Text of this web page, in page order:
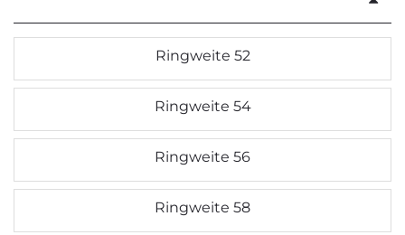
Ringweite 52
Ringweite 54
Ringweite 56
Ringweite 58